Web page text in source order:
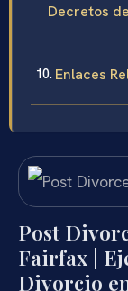
Decretos
Enlaces
Post
Fairfax |
Divorcio